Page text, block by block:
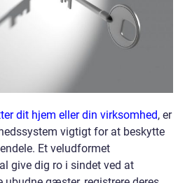
dit hjem eller din virksomhed, er
vigtigt for at beskytte
Et veludformet
give dig ro i sindet ved at